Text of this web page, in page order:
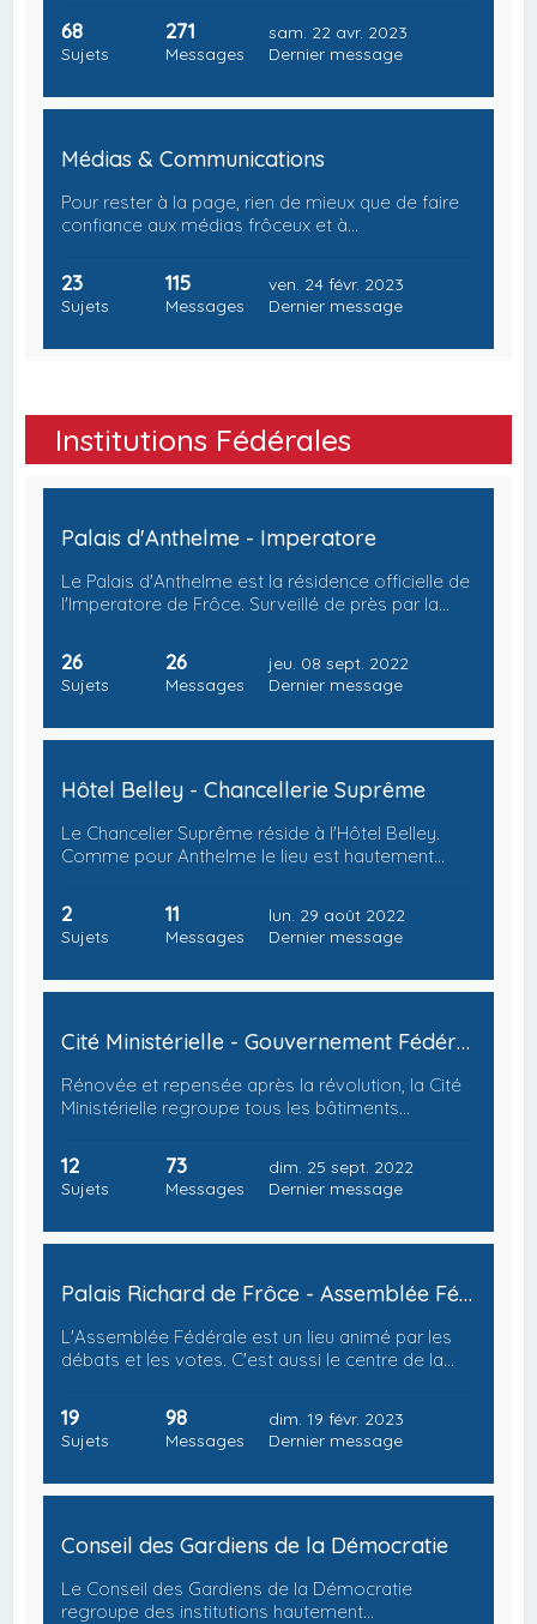
68
Sujets
271
Messages
sam. 22 avr. 2023
Dernier message
Médias & Communications
Pour rester à la page, rien de mieux que de faire
confiance aux médias frôceux et à…
23
Sujets
115
Messages
ven. 24 févr. 2023
Dernier message
Institutions Fédérales
Palais d'Anthelme - Imperatore
Le Palais d'Anthelme est la résidence officielle de
l'Imperatore de Frôce. Surveillé de près par la…
26
Sujets
26
Messages
jeu. 08 sept. 2022
Dernier message
Hôtel Belley - Chancellerie Suprême
Le Chancelier Suprême réside à l'Hôtel Belley.
Comme pour Anthelme le lieu est hautement…
2
Sujets
11
Messages
lun. 29 août 2022
Dernier message
Cité Ministérielle - Gouvernement Fédéral
Rénovée et repensée après la révolution, la Cité
Ministérielle regroupe tous les bâtiments…
12
Sujets
73
Messages
dim. 25 sept. 2022
Dernier message
Palais Richard de Frôce - Assemblée Fédérale
L'Assemblée Fédérale est un lieu animé par les
débats et les votes. C'est aussi le centre de la…
19
Sujets
98
Messages
dim. 19 févr. 2023
Dernier message
Conseil des Gardiens de la Démocratie
Le Conseil des Gardiens de la Démocratie
regroupe des institutions hautement…